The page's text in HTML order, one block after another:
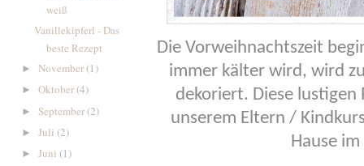
weiß
Vanillekipferl - Das
beste Rezept
► November(1)
► Oktober(4)
► September(2)
► Juli (2)
► Juni (1)
Die Vorweihnachtszeit
immer kälter wird, wird
dekoriert. Diese lustigen
unserem Eltern /
Hause